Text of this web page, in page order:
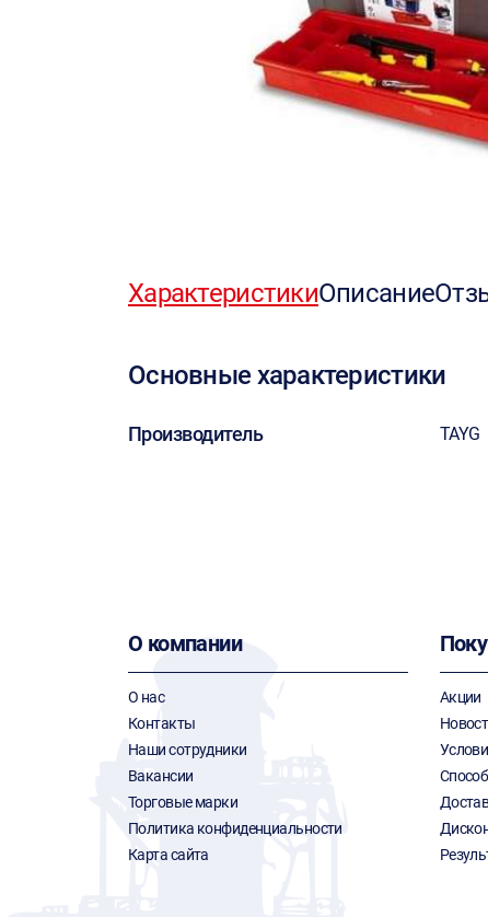
ХарактеристикиОписание
Основные характеристики
Производитель TAYG
О компании
О нас
Контакты
Наши сотрудники
Вакансии
Торговые марки
Политика конфиденциальности
Карта сайта
Акции